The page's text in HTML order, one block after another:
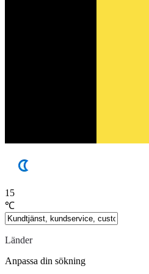
15
℃
Länder
Anpassa din sökning